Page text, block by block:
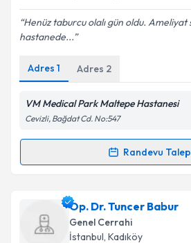
E-posta Adresiniz
Kişisel verilerimin
Metni'ni okudum ve kişisel
kapsamda işlenmesini kabul
Takvim Talebini
Henüz taburcu olalı gün oldu. Ameliyat
hastanede...
Adres 1 Adres 2
VM Medical Park Maltepe Hastanesi
Cevizli, Bağdat Cd. No:547
Randevu
Randevu Takvimi Talebi
Doç. Dr. Mustafa Atabeyiçin
oluşturun. Size bu uzmandan
takvim hazırlandığında e-posta
Op. Dr. Tuncer Babur
Genel Cerrahi
İstanbul, Kadıköy